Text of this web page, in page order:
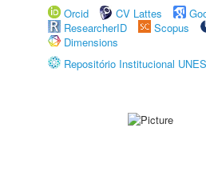
Orcid
CV Lattes
ResearcherID
Scopus
Dimensions
Repositório Institucional